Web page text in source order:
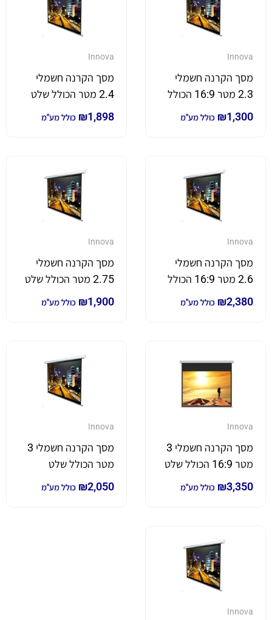
Innova
מסך הקרנה חשמלי
2.3 מטר 16:9 הכולל
שלט
₪1,300 כולל מע"מ
Innova
מסך הקרנה חשמלי
2.4 מטר הכולל שלט
₪1,898 כולל מע"מ
Innova
מסך הקרנה חשמלי
2.6 מטר 16:9 הכולל
שלט
₪2,380 כולל מע"מ
Innova
מסך הקרנה חשמלי
2.75 מטר הכולל שלט
₪1,900 כולל מע"מ
Innova
מסך הקרנה חשמלי 3
מטר 16:9 הכולל שלט
₪3,350 כולל מע"מ
Innova
מסך הקרנה חשמלי 3
מטר הכולל שלט
₪2,050 כולל מע"מ
Innova